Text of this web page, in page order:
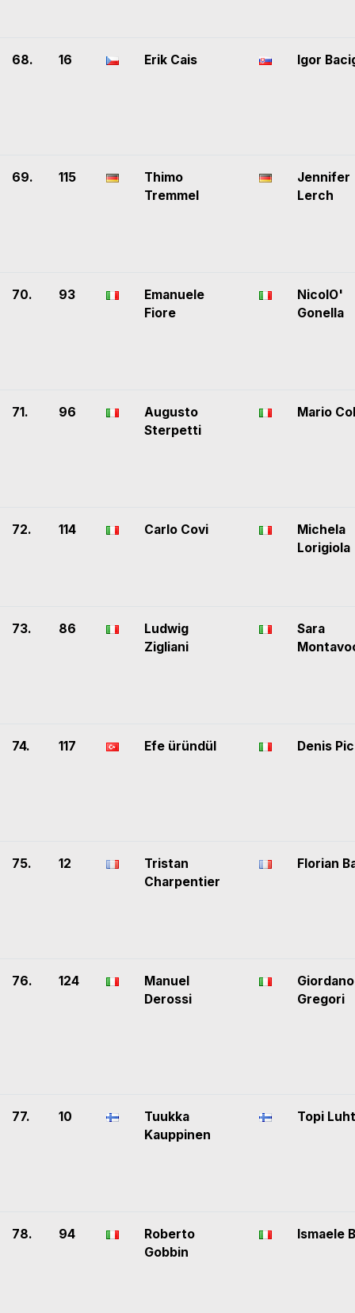
68. 16 Erik Cais Igor
69. 115
Thimo
Tremmel
Jennifer
Lerch
70. 93
Emanuele
Fiore
NicolO'
Gonella
71. 96
Augusto
Sterpetti
Mario
72. 114 Carlo Covi
Michela
Lorigiola
73. 86
Ludwig
Zigliani
Sara
74. 117 Efe üründül Denis
75. 12
Tristan
Charpentier
Florian
76. 124
Manuel
Derossi
Giordano
Gregori
77. 10
Tuukka
Kauppinen
Topi
78. 94
Roberto
Gobbin
Ismaele